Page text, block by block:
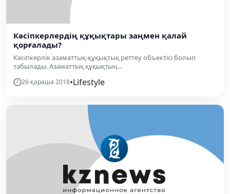
Кәсіпкерлердің құқықтары заңмен қалай
қорғалады?
Кәсіпкерлік азаматтық-құқықтық реттеу объектісі болып
табылады. Азаматтық құқықтың...
26 қараша 2018•Lifestyle